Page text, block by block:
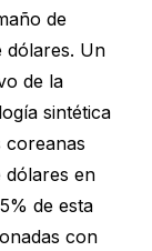
de
dólares. Un
de la
sintética
coreanas
dólares en
de esta
con